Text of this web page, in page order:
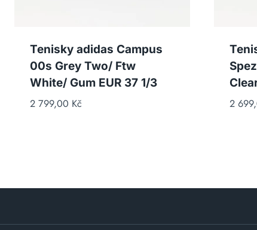
Tenisky adidas Campus
00s Grey Two/ Ftw
White/ Gum EUR 37 1/3
2 799,00 Kč
2